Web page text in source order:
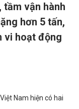
vận hành
hơn 5 tấn,
vi hoạt động
Nam hiện có hai